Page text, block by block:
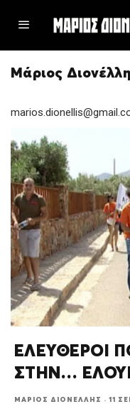
Μάριος
ΕΛΕΥΘΕΡΟΙ
ΣΤΗΝ…
ΜΆΡΙΟΣ ΔΙΟΝΈΛΛΗΣ · 11